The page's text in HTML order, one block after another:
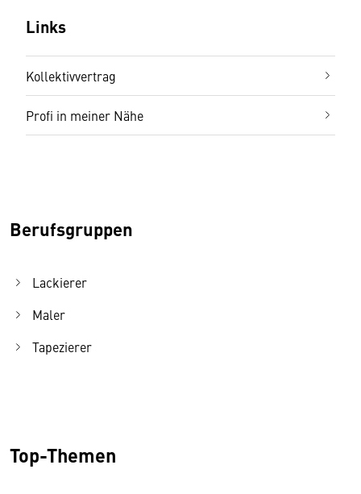
Links
Kollektivvertrag
Profi in meiner Nähe
Berufsgruppen
Lackierer
Maler
Tapezierer
Top-Themen